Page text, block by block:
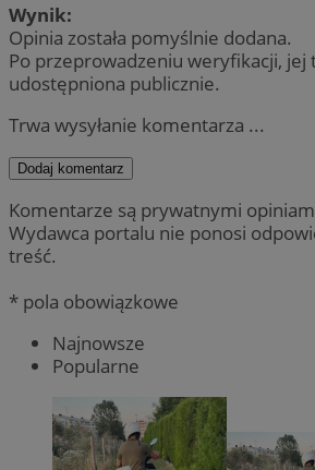
Wynik:
Opinia została pomyślnie dodana.
Po przeprowadzeniu weryfikacji, jej
udostępniona publicznie.
Trwa wysyłanie komentarza ...
Dodaj komentarz
Komentarze są prywatnymi
Wydawca portalu nie ponosi
treść.
* pola obowiązkowe
Najnowsze
Popularne